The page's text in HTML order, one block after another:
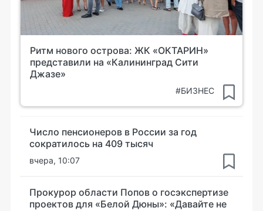
Ритм нового острова: ЖК «ОКТАРИН»
представили на «Калининград Сити
Джазе»
#БИЗНЕС
Число пенсионеров в России за год
сократилось на 409 тысяч
вчера, 10:07
Прокурор области Попов о госэкспертизе
проектов для «Белой Дюны»: «Давайте не